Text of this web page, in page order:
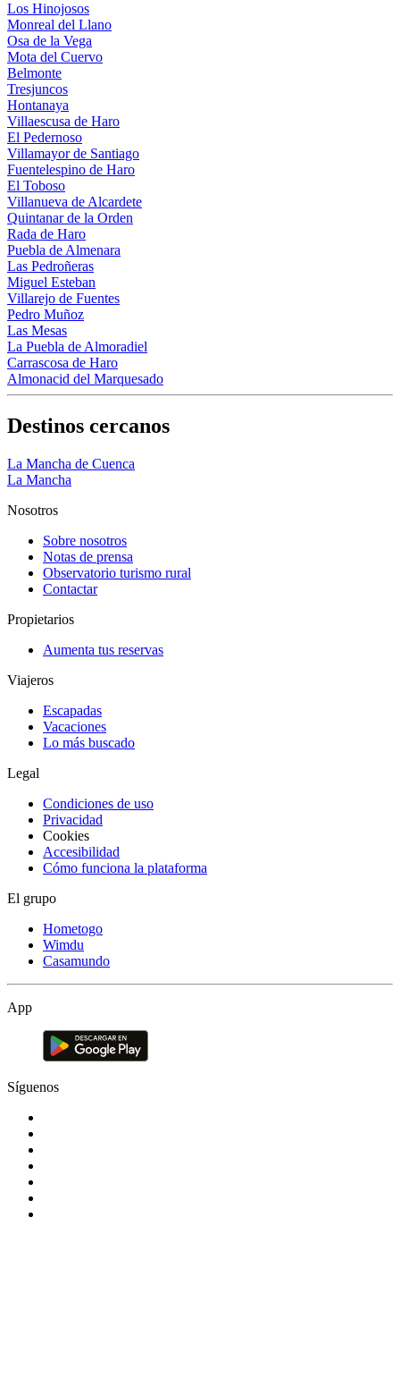
Los Hinojosos
Monreal del Llano
Osa de la Vega
Mota del Cuervo
Belmonte
Tresjuncos
Hontanaya
Villaescusa de Haro
El Pedernoso
Villamayor de Santiago
Fuentelespino de Haro
El Toboso
Villanueva de Alcardete
Quintanar de la Orden
Rada de Haro
Puebla de Almenara
Las Pedroñeras
Miguel Esteban
Villarejo de Fuentes
Pedro Muñoz
Las Mesas
La Puebla de Almoradiel
Carrascosa de Haro
Almonacid del Marquesado
Destinos cercanos
La Mancha de Cuenca
La Mancha
Nosotros
Sobre nosotros
Notas de prensa
Observatorio turismo rural
Contactar
Propietarios
Aumenta tus reservas
Viajeros
Escapadas
Vacaciones
Lo más buscado
Legal
Condiciones de uso
Privacidad
Cookies
Accesibilidad
Cómo funciona la plataforma
El grupo
Hometogo
Wimdu
Casamundo
App
Síguenos